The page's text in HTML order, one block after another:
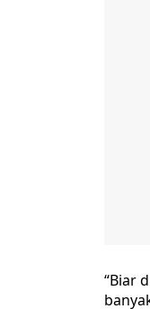
“Biar